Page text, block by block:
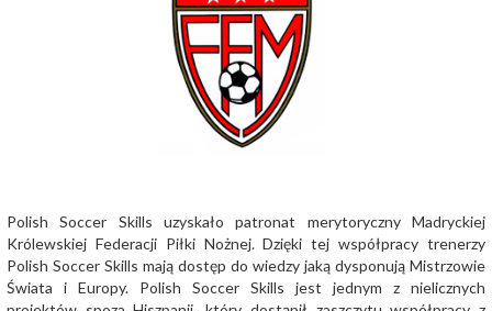
Polish Soccer Skills uzyskało patronat merytoryczny Madryckiej
Królewskiej Federacji Piłki Nożnej. Dzięki tej współpracy trenerzy
Polish Soccer Skills mają dostęp do wiedzy jaką dysponują Mistrzowie
Świata i Europy. Polish Soccer Skills jest jednym z nielicznych